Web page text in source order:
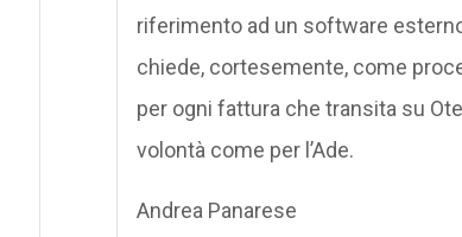
riferimento ad un software
chiede, cortesemente, come
per ogni fattura che transita su
volontà come per l’Ade.
Andrea Panarese